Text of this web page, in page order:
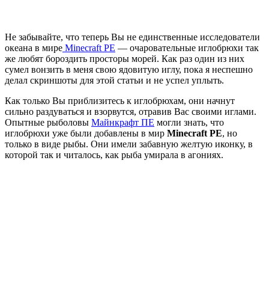
Не забывайте, что теперь Вы не единственные исследователи
океана в мире Minecraft PE — очаровательные иглобрюхи так
же любят бороздить просторы морей. Как раз один из них
сумел вонзить в меня свою ядовитую иглу, пока я неспешно
делал скриншоты для этой статьи и не успел уплыть.
Как только Вы приблизитесь к иглобрюхам, они начнут
сильно раздуваться и взорвутся, отравив Вас своими иглами.
Опытные рыболовы Майнкрафт ПЕ могли знать, что
иглобрюхи уже были добавлены в мир Minecraft PE, но
только в виде рыбы. Они имели забавную желтую иконку, в
которой так и читалось, как рыба умирала в агониях.